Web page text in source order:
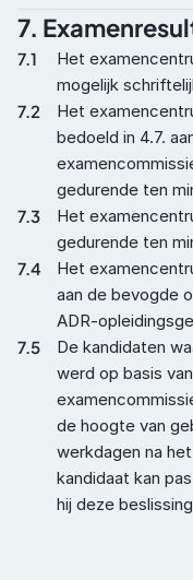
7.
7.1
Het
mogelijk
7.2
Het
bedoeld in 4.7.
gedurende ten
7.3
Het
gedurende ten
7.4
Het
aan de bevogde
ADR-
7.5
De kandidaten
werd op basis
de hoogte van
werkdagen na
kandidaat kan
hij deze